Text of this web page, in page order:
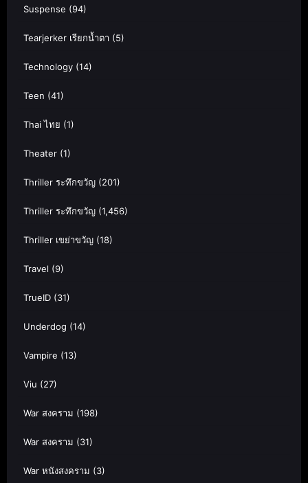
Suspense (94)
Tearjerker เรียกน้ำตา (5)
Technology (14)
Teen (41)
Thai ไทย (1)
Theater (1)
Thriller ระทึกขวัญ (201)
Thriller ระทึกขวัญ (1,456)
Thriller เขย่าขวัญ (18)
Travel (9)
TrueID (31)
Underdog (14)
Vampire (13)
Viu (27)
War สงคราม (198)
War สงคราม (31)
War หนังสงคราม (3)